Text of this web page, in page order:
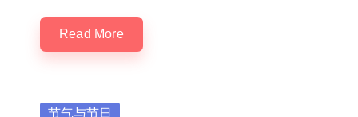
Read More
Posted
节气与节日